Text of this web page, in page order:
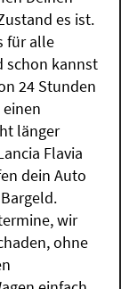
es ist.
für alle
schon kannst
24 Stunden
länger
Flavia
dein Auto
wir
ohne